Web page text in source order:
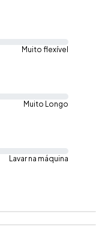
Muito flexível
Muito Longo
Lavar na máquina